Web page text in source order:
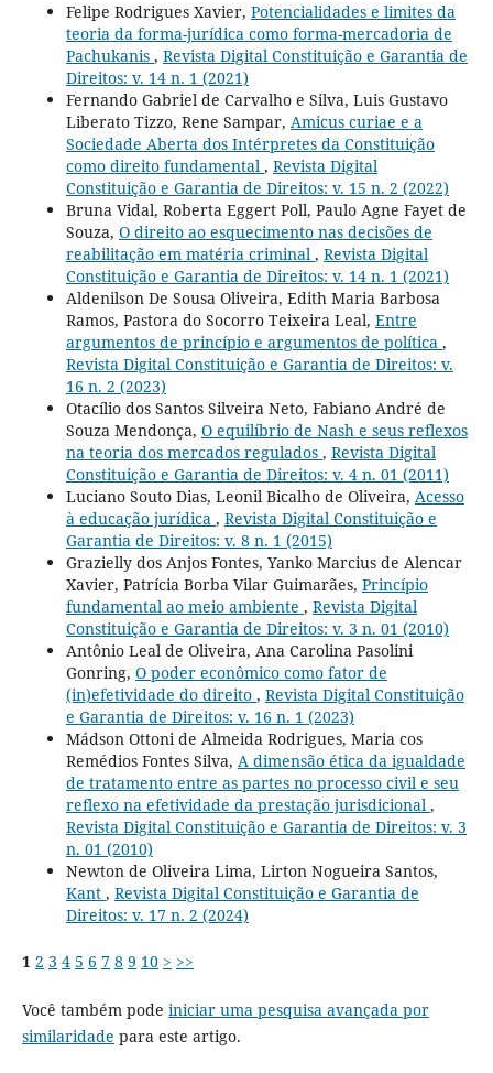
Felipe Rodrigues Xavier, Potencialidades e limites da
teoria da forma-jurídica como forma-mercadoria de
Pachukanis , Revista Digital Constituição e Garantia de
Direitos: v. 14 n. 1 (2021)
Fernando Gabriel de Carvalho e Silva, Luis Gustavo
Liberato Tizzo, Rene Sampar, Amicus curiae e a
Sociedade Aberta dos Intérpretes da Constituição
como direito fundamental , Revista Digital
Constituição e Garantia de Direitos: v. 15 n. 2 (2022)
Bruna Vidal, Roberta Eggert Poll, Paulo Agne Fayet de
Souza, O direito ao esquecimento nas decisões de
reabilitação em matéria criminal , Revista Digital
Constituição e Garantia de Direitos: v. 14 n. 1 (2021)
Aldenilson De Sousa Oliveira, Edith Maria Barbosa
Ramos, Pastora do Socorro Teixeira Leal, Entre
argumentos de princípio e argumentos de política ,
Revista Digital Constituição e Garantia de Direitos: v.
16 n. 2 (2023)
Otacílio dos Santos Silveira Neto, Fabiano André de
Souza Mendonça, O equilíbrio de Nash e seus reflexos
na teoria dos mercados regulados , Revista Digital
Constituição e Garantia de Direitos: v. 4 n. 01 (2011)
Luciano Souto Dias, Leonil Bicalho de Oliveira, Acesso
à educação jurídica , Revista Digital Constituição e
Garantia de Direitos: v. 8 n. 1 (2015)
Grazielly dos Anjos Fontes, Yanko Marcius de Alencar
Xavier, Patrícia Borba Vilar Guimarães, Princípio
fundamental ao meio ambiente , Revista Digital
Constituição e Garantia de Direitos: v. 3 n. 01 (2010)
Antônio Leal de Oliveira, Ana Carolina Pasolini
Gonring, O poder econômico como fator de
(in)efetividade do direito , Revista Digital Constituição
e Garantia de Direitos: v. 16 n. 1 (2023)
Mádson Ottoni de Almeida Rodrigues, Maria cos
Remédios Fontes Silva, A dimensão ética da igualdade
de tratamento entre as partes no processo civil e seu
reflexo na efetividade da prestação jurisdicional ,
Revista Digital Constituição e Garantia de Direitos: v. 3
n. 01 (2010)
Newton de Oliveira Lima, Lirton Nogueira Santos,
Kant , Revista Digital Constituição e Garantia de
Direitos: v. 17 n. 2 (2024)
1 2 3 4 5 6 7 8 9 10 > >>
Você também pode iniciar uma pesquisa avançada por
similaridade para este artigo.